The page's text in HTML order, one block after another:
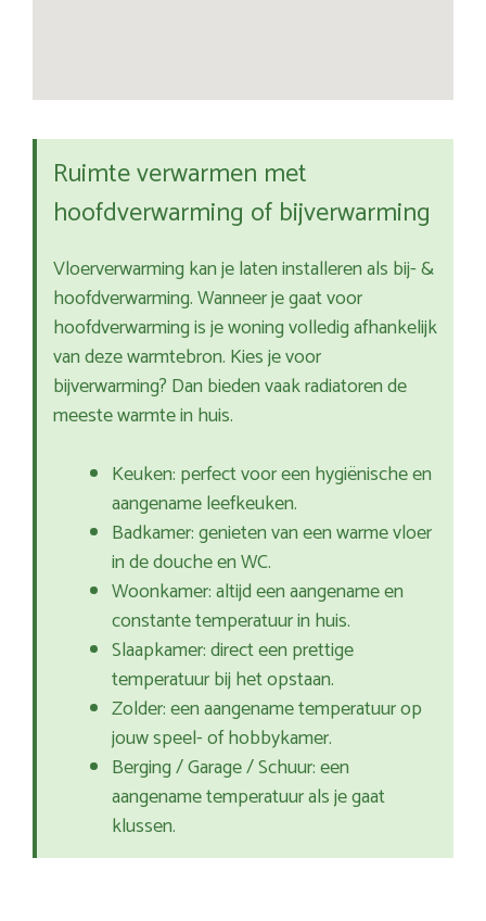
Ruimte verwarmen met
hoofdverwarming of bijverwarming
Vloerverwarming kan je laten installeren als bij- &
hoofdverwarming. Wanneer je gaat voor
hoofdverwarming is je woning volledig afhankelijk
van deze warmtebron. Kies je voor
bijverwarming? Dan bieden vaak radiatoren de
meeste warmte in huis.
Keuken: perfect voor een hygiënische en
aangename leefkeuken.
Badkamer: genieten van een warme vloer
in de douche en WC.
Woonkamer: altijd een aangename en
constante temperatuur in huis.
Slaapkamer: direct een prettige
temperatuur bij het opstaan.
Zolder: een aangename temperatuur op
jouw speel- of hobbykamer.
Berging / Garage / Schuur: een
aangename temperatuur als je gaat
klussen.